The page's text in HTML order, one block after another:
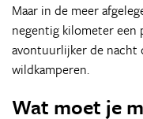
Maar in de meer
negentig kilometer een
avontuurlijker de nacht
wildkamperen.
Wat moet je